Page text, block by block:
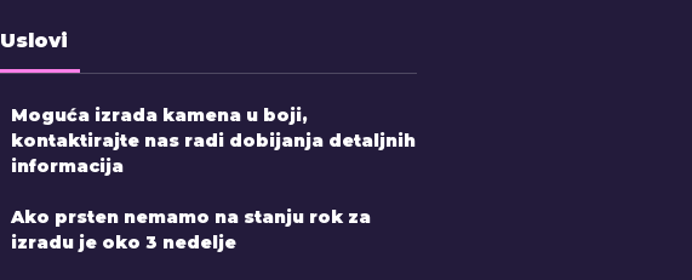
Uslovi
Moguća izrada kamena u boji,
kontaktirajte nas radi dobijanja detaljnih
informacija
Ako prsten nemamo na stanju rok za
izradu je oko 3 nedelje